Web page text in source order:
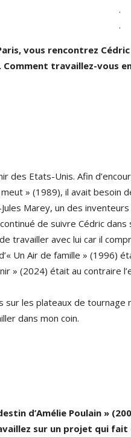
.
.
vous rencontrez
travaillez-vous
des Etats-Unis. Afin
» (1989), il avait besoin
Marey, un des
de suivre Cédric
travailler avec lui car il
Un Air de famille » (1996)
» (2024) était au contraire
sur les plateaux de tournage
dans mon coin.
d’Amélie Poulain »
sur un projet qui fait